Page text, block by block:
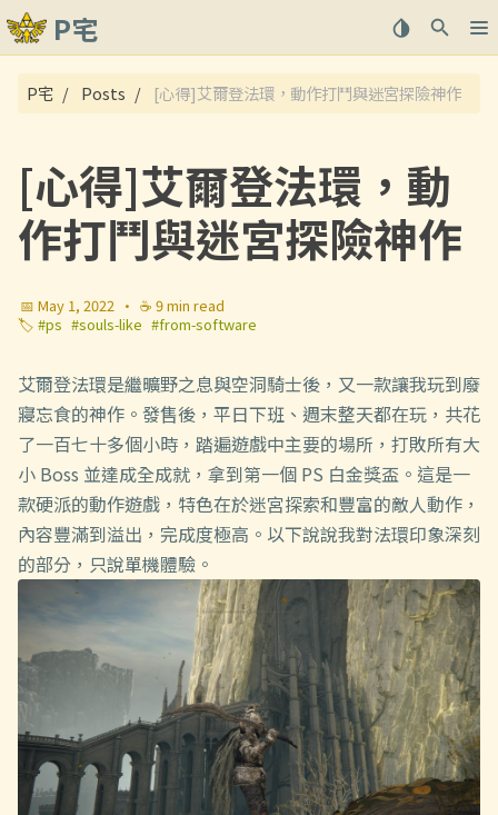
P宅
關於
P宅 Posts [心得]艾爾登法環，動作打鬥與迷宮探險神作
[心得]艾爾登法環，動
作打鬥與迷宮探險神作
📅 May 1, 2022 · ☕ 9 min read
🏷️ #ps #souls-like #from-software
艾爾登法環是繼曠野之息與空洞騎士後，又一款讓我玩到廢
寢忘食的神作。發售後，平日下班、週末整天都在玩，共花
了一百七十多個小時，踏遍遊戲中主要的場所，打敗所有大
小 Boss 並達成全成就，拿到第一個 PS 白金獎盃。這是一
款硬派的動作遊戲，特色在於迷宮探索和豐富的敵人動作，
內容豐滿到溢出，完成度極高。以下說說我對法環印象深刻
的部分，只說單機體驗。